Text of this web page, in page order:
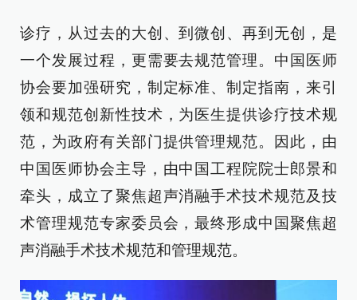
诊疗，从过去的大创、到微创、再到无创，是
一个发展过程，更需要去规范管理。中国医师
协会要加强研究，制定标准、制定指南，来引
领和规范创新性技术，为医生提供诊疗技术规
范，为政府有关部门提供管理规范。因此，由
中国医师协会主导，由中国工程院院士郎景和
牵头，成立了聚焦超声消融手术技术规范及技
术管理规范专家委员会，最终形成中国聚焦超
声消融手术技术规范和管理规范。